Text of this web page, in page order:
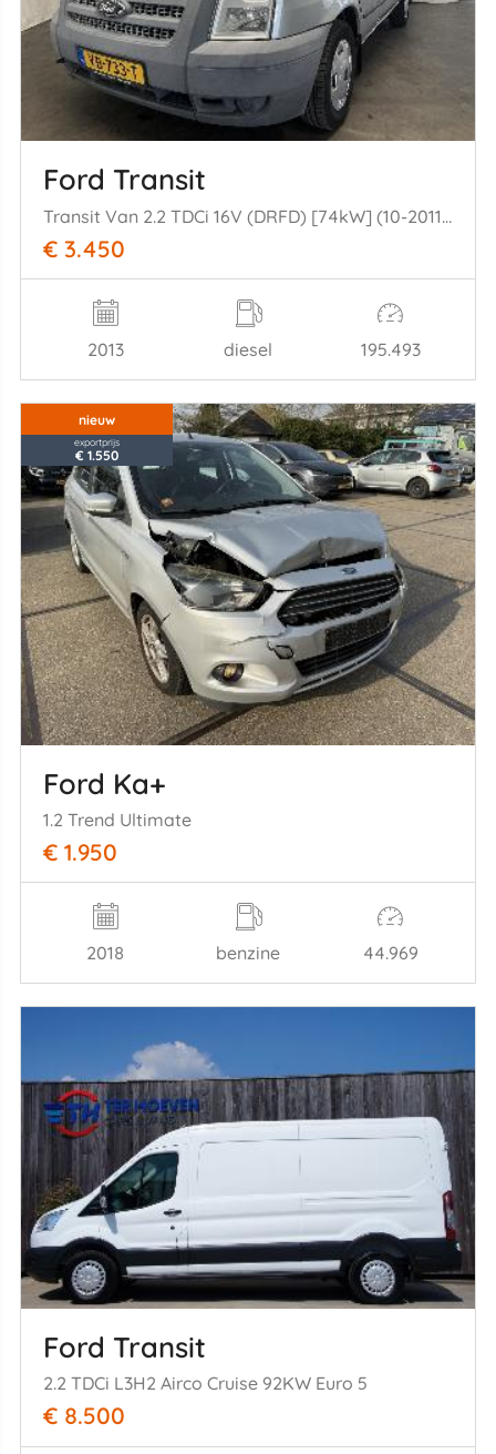
Ford Transit
Transit Van 2.2 TDCi 16V (DRFD) [74kW] (10-2011/08-2014)
€ 3.450
2013 diesel 195.493
nieuw
exportprijs
€ 1.550
Ford Ka+
1.2 Trend Ultimate
€ 1.950
2018 benzine 44.969
Ford Transit
2.2 TDCi L3H2 Airco Cruise 92KW Euro 5
€ 8.500